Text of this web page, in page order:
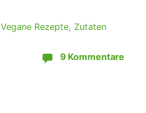
Vegane Rezepte, Zutaten
9 Kommentare